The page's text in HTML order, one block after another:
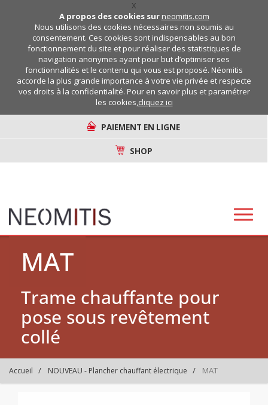
X
A propos des cookies sur neomitis.com
Nous utilisons des cookies nécessaires non soumis au
consentement. Ces cookies sont indispensables au bon
fonctionnement du site et pour réaliser des statistiques de
navigation anonymes ayant pour but d’optimiser ses
fonctionnalités et le contenu qui vous est proposé. Néomitis
accorde la plus grande importance à votre vie privée et respecte
vos droits à la confidentialité. Pour en savoir plus et paramétrer
les cookies,cliquez ici
PAIEMENT EN LIGNE
SHOP
MAT
Trame chauffante pour
pose sous revêtement
collé
Accueil NOUVEAU - Plancher chauffant électrique MAT